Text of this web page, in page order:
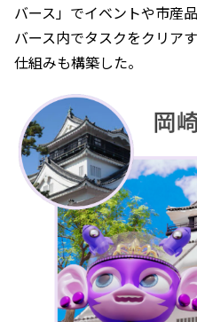
バース」でイベントや市産
バース内でタスクをクリア
仕組みも構築した。